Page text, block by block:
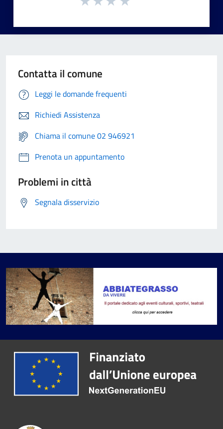
Contatta il comune
Leggi le domande frequenti
Richiedi Assistenza
Chiama il comune 02 946921
Prenota un appuntamento
Problemi in città
Segnala disservizio